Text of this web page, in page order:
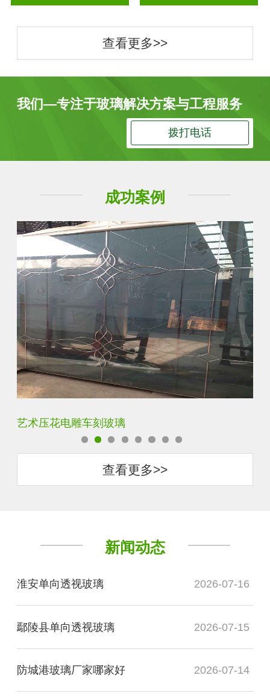
查看更多>>
我们—专注于玻璃解决方案与工程服务
拨打电话
成功案例
菱形镜面酒店车刻玻璃
查看更多>>
新闻动态
淮安单向透视玻璃 2026-07-16
鄢陵县单向透视玻璃 2026-07-15
防城港玻璃厂家哪家好 2026-07-14